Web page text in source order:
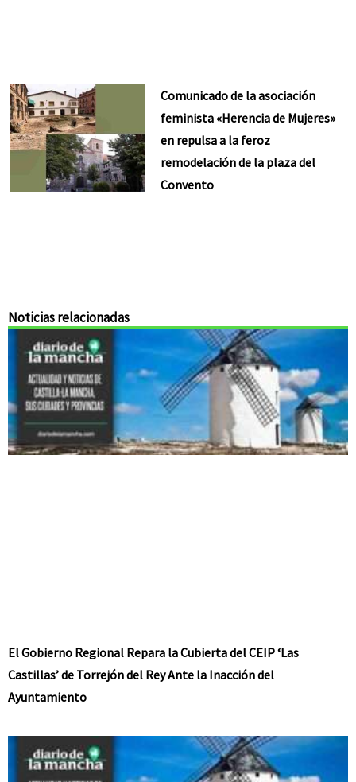
Comunicado de la asociación
feminista «Herencia de Mujeres»
en repulsa a la feroz
remodelación de la plaza del
Convento
Noticias relacionadas
El Gobierno Regional Repara la Cubierta del CEIP ‘Las
Castillas’ de Torrejón del Rey Ante la Inacción del
Ayuntamiento